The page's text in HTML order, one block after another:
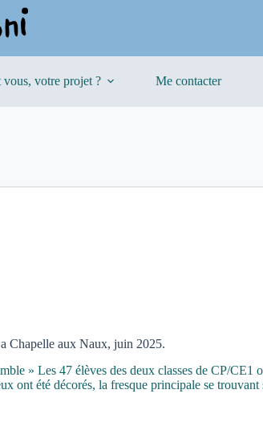
vous, votre projet ? Me contacter
Chapelle aux Naux, juin 2025.
» Les 47 élèves des deux classes de CP/CE1
ont été décorés, la fresque principale se trouvant